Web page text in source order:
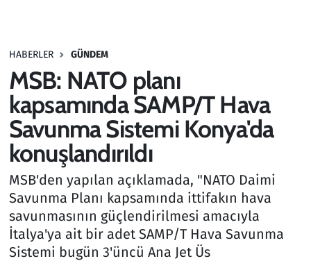
HABERLER GÜNDEM
MSB: NATO planı
kapsamında SAMP/T Hava
Savunma Sistemi Konya'da
konuşlandırıldı
MSB'den yapılan açıklamada, "NATO Daimi
Savunma Planı kapsamında ittifakın hava
savunmasının güçlendirilmesi amacıyla
İtalya'ya ait bir adet SAMP/T Hava Savunma
Sistemi bugün 3'üncü Ana Jet Üs
Haber
Kurumsal Haberler
Lezzet Durağı
Memur ve Kamu
Otomobil